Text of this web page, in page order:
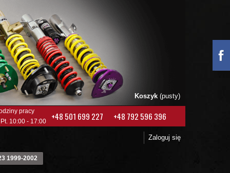
Koszyk (pusty)
pracy
10:00 - 17:00
+48 501 699 227 +48 792 596 396
Zaloguj się
1999-2002